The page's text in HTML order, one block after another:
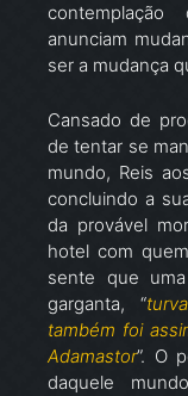
anunciam
ser a mudança
Cansado de
de tentar se
mundo, Reis
concluindo a
da provável
hotel com
sente que
garganta, “
também foi
Adamastor”. O
daquele